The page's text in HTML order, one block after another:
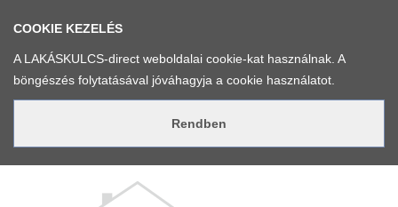
COOKIE KEZELÉS
A LAKÁSKULCS-direct weboldalai cookie-kat használnak. A
böngészés folytatásával jóváhagyja a cookie használatot.